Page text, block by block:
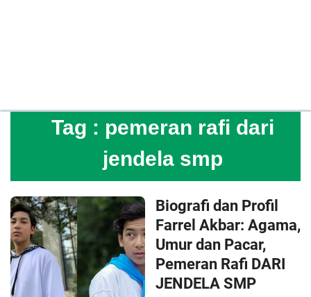
Tag : pemeran rafi dari
jendela smp
Biografi dan Profil
Farrel Akbar: Agama,
Umur dan Pacar,
Pemeran Rafi DARI
JENDELA SMP